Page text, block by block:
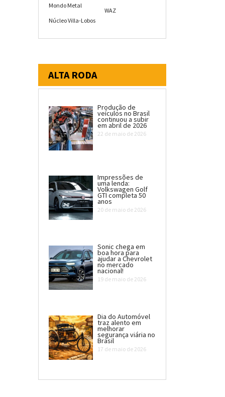
Mondo Metal
Núcleo Villa-Lobos
WAZ
ALTA RODA
Produção de
veículos no Brasil
continuou a subir
em abril de 2026
22 de maio de 2026
Impressões de
uma lenda:
Volkswagen Golf
GTI completa 50
anos
20 de maio de 2026
Sonic chega em
boa hora para
ajudar a Chevrolet
no mercado
nacional!
19 de maio de 2026
Dia do Automóvel
traz alento em
melhorar
segurança viária no
Brasil
17 de maio de 2026